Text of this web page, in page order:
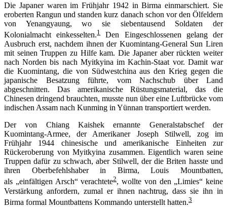
Die Japaner waren im Frühjahr 1942 in Birma einmarschiert. Sie
eroberten Rangun und standen kurz danach schon vor den Ölfeldern
von Yenangyaung, wo sie siebentausend Soldaten der
Kolonialmacht einkesselten.1 Den Eingeschlossenen gelang der
Ausbruch erst, nachdem ihnen der Kuomintang-General Sun Liren
mit seinen Truppen zu Hilfe kam. Die Japaner aber rückten weiter
nach Norden bis nach Myitkyina im Kachin-Staat vor. Damit war
die Kuomintang, die von Südwestchina aus den Krieg gegen die
japanische Besatzung führte, vom Nachschub über Land
abgeschnitten. Das amerikanische Rüstungsmaterial, das die
Chinesen dringend brauchten, musste nun über eine Luftbrücke vom
indischen Assam nach Kunming in Yünnan transportiert werden.
Der von Chiang Kaishek ernannte Generalstabschef der
Kuomintang-Armee, der Amerikaner Joseph Stilwell, zog im
Frühjahr 1944 chinesische und amerikanische Einheiten zur
Rückeroberung von Myitkyina zusammen. Eigentlich waren seine
Truppen dafür zu schwach, aber Stilwell, der die Briten hasste und
ihren Oberbefehlshaber in Birma, Louis Mountbatten,
als „einfältigen Arsch“ verachtete2, wollte von den „Limies“ keine
Verstärkung anfordern, zumal er ihnen nachtrug, dass sie ihn in
Birma formal Mountbattens Kommando unterstellt hatten.3